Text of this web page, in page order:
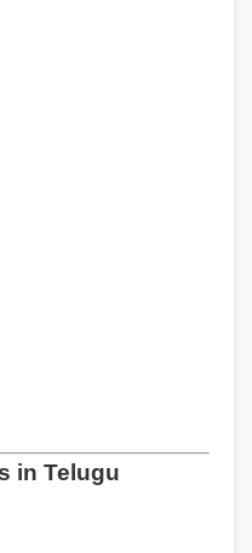
in Telugu